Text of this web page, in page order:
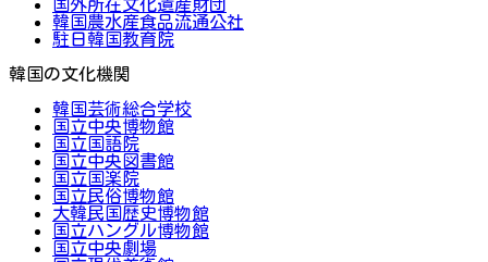
国外所在文化遺産財団
韓国農水産食品流通公社
駐日韓国教育院
韓国の文化機関
韓国芸術総合学校
国立中央博物館
国立国語院
国立中央図書館
国立国楽院
国立民俗博物館
大韓民国歴史博物館
国立ハングル博物館
国立中央劇場